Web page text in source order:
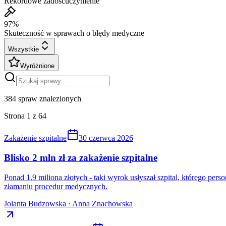
97%
Skuteczność w sprawach o błędy medyczne
Wszystkie
Wyróżnione
384 spraw znalezionych
Strona 1 z 64
Zakażenie szpitalne 30 czerwca 2026
Blisko 2 mln zł za zakażenie szpitalne
Ponad 1,9 miliona złotych - taki wyrok usłyszał szpital, którego
złamaniu procedur medycznych.
Jolanta Budzowska · Anna Znachowska